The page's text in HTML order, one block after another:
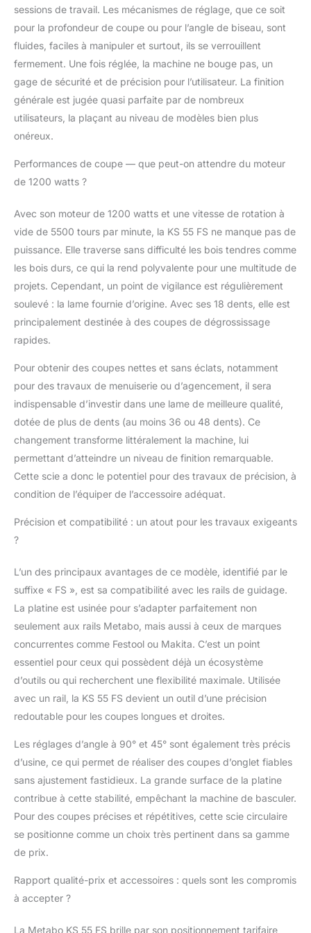
transporter et à portée
de main pour toutes les
L'extraction intégrée
par la connexion d'un
Allessaugers maintient
la surface de travail
propre et claire pour
garder une vue claire
scie circulaire au
sur la machine ;
Déchirure du guide à
137750-2 ; Connecteur
d'aspiration à gauche
sur la Fig. 137750-2 ;
La clé hexagonale est
collée à la machine
avec du Tesa et
sessions de travail. Les mécanismes de réglage, que ce soit
pour la profondeur de coupe ou pour l’angle de biseau, sont
fluides, faciles à manipuler et surtout, ils se verrouillent
fermement. Une fois réglée, la machine ne bouge pas, un
gage de sécurité et de précision pour l’utilisateur. La finition
générale est jugée quasi parfaite par de nombreux
utilisateurs, la plaçant au niveau de modèles bien plus
onéreux.
Performances de coupe — que peut-on attendre du moteur
de 1200 watts ?
Avec son moteur de 1200 watts et une vitesse de rotation à
vide de 5500 tours par minute, la KS 55 FS ne manque pas de
puissance. Elle traverse sans difficulté les bois tendres comme
les bois durs, ce qui la rend polyvalente pour une multitude de
projets. Cependant, un point de vigilance est régulièrement
soulevé : la lame fournie d’origine. Avec ses 18 dents, elle est
principalement destinée à des coupes de dégrossissage
rapides.
Pour obtenir des coupes nettes et sans éclats, notamment
pour des travaux de menuiserie ou d’agencement, il sera
indispensable d’investir dans une lame de meilleure qualité,
dotée de plus de dents (au moins 36 ou 48 dents). Ce
changement transforme littéralement la machine, lui
permettant d’atteindre un niveau de finition remarquable.
Cette scie a donc le potentiel pour des travaux de précision, à
condition de l’équiper de l’accessoire adéquat.
Précision et compatibilité : un atout pour les travaux exigeants
?
L’un des principaux avantages de ce modèle, identifié par le
suffixe « FS », est sa compatibilité avec les rails de guidage.
La platine est usinée pour s’adapter parfaitement non
seulement aux rails Metabo, mais aussi à ceux de marques
concurrentes comme Festool ou Makita. C’est un point
essentiel pour ceux qui possèdent déjà un écosystème
d’outils ou qui recherchent une flexibilité maximale. Utilisée
avec un rail, la KS 55 FS devient un outil d’une précision
redoutable pour les coupes longues et droites.
Les réglages d’angle à 90° et 45° sont également très précis
d’usine, ce qui permet de réaliser des coupes d’onglet fiables
sans ajustement fastidieux. La grande surface de la platine
contribue à cette stabilité, empêchant la machine de basculer.
Pour des coupes précises et répétitives, cette scie circulaire
se positionne comme un choix très pertinent dans sa gamme
de prix.
Rapport qualité-prix et accessoires : quels sont les compromis
à accepter ?
La Metabo KS 55 FS brille par son positionnement tarifaire